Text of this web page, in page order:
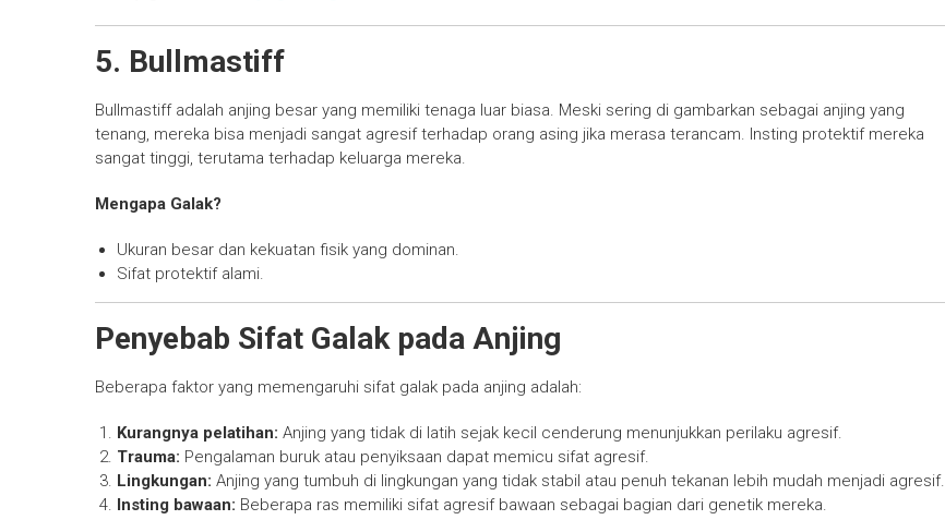
5. Bullmastiff
Bullmastiff adalah anjing besar yang memiliki tenaga luar biasa. Meski sering di gambarkan sebagai anjing yang
tenang, mereka bisa menjadi sangat agresif terhadap orang asing jika merasa terancam. Insting protektif mereka
sangat tinggi, terutama terhadap keluarga mereka.
Mengapa Galak?
Ukuran besar dan kekuatan fisik yang dominan.
Sifat protektif alami.
Penyebab Sifat Galak pada Anjing
Beberapa faktor yang memengaruhi sifat galak pada anjing adalah:
Kurangnya pelatihan: Anjing yang tidak di latih sejak kecil cenderung menunjukkan perilaku agresif.
Trauma: Pengalaman buruk atau penyiksaan dapat memicu sifat agresif.
Lingkungan: Anjing yang tumbuh di lingkungan yang tidak stabil atau penuh tekanan lebih mudah menjadi agresif.
Insting bawaan: Beberapa ras memiliki sifat agresif bawaan sebagai bagian dari genetik mereka.